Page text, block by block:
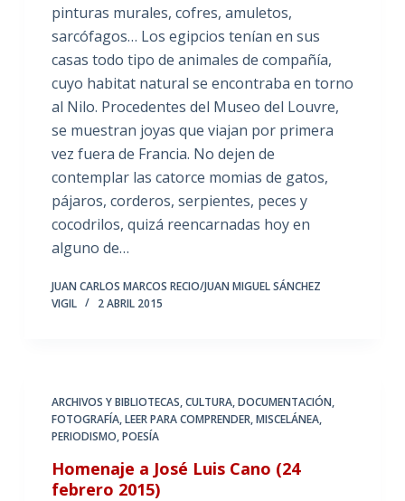
pinturas murales, cofres, amuletos,
sarcófagos… Los egipcios tenían en sus
casas todo tipo de animales de compañía,
cuyo habitat natural se encontraba en torno
al Nilo. Procedentes del Museo del Louvre,
se muestran joyas que viajan por primera
vez fuera de Francia. No dejen de
contemplar las catorce momias de gatos,
pájaros, corderos, serpientes, peces y
cocodrilos, quizá reencarnadas hoy en
alguno de…
JUAN CARLOS MARCOS RECIO/JUAN MIGUEL SÁNCHEZ
VIGIL
2 ABRIL 2015
ARCHIVOS Y BIBLIOTECAS,CULTURA,DOCUMENTACIÓN,
FOTOGRAFÍA,LEER PARA COMPRENDER,MISCELÁNEA,
PERIODISMO,POESÍA
Homenaje a José Luis Cano (24
febrero 2015)